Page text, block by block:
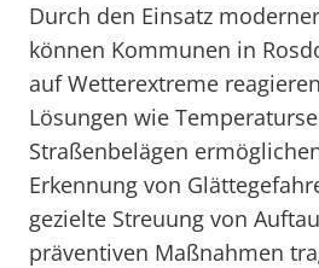
Durch den Einsatz
können Kommunen in
auf Wetterextreme
Lösungen wie
Straßenbelägen
Erkennung von
gezielte Streuung von
präventiven Maßnahmen